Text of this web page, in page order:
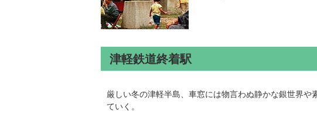
津軽鉄道終着駅
厳しい冬の津軽半島、車窓には物言わぬ静かな銀世界や
ていく。